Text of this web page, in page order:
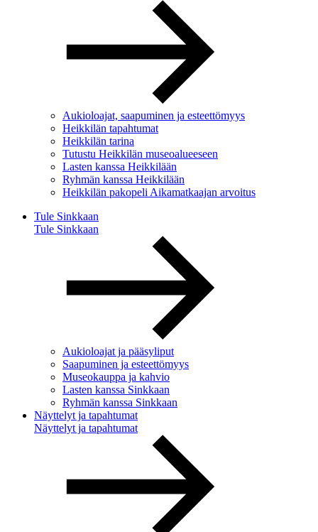
Aukioloajat, saapuminen ja esteettömyys
Heikkilän tapahtumat
Heikkilän tarina
Tutustu Heikkilän museoalueeseen
Lasten kanssa Heikkilään
Ryhmän kanssa Heikkilään
Heikkilän pakopeli Aikamatkaajan arvoitus
Tule Sinkkaan
Tule Sinkkaan
Aukioloajat ja pääsyliput
Saapuminen ja esteettömyys
Museokauppa ja kahvio
Lasten kanssa Sinkkaan
Ryhmän kanssa Sinkkaan
Näyttelyt ja tapahtumat
Näyttelyt ja tapahtumat